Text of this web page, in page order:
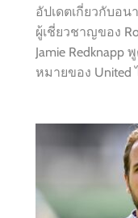
อัปเดตเกี่ยวกับอน
ผู้เชี่ยวชาญของ
Jamie
หมายของ United